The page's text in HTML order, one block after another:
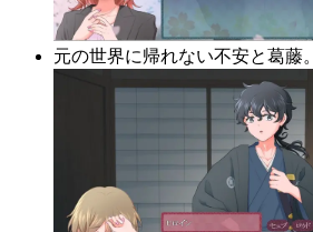
元の世界に帰れない不安と葛藤。